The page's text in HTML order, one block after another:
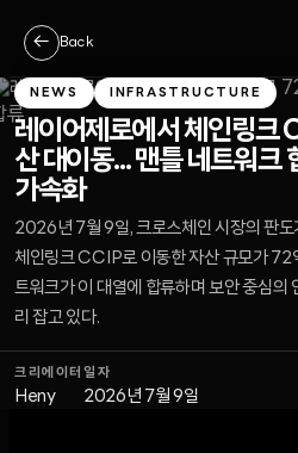
← Back
NEWS INFRASTRUCTURE
레이어제로에서 체인링크
산 대이동... 맨틀 네트워크
가속화
2026년 7월 9일, 크로스체인 시장의 판도
체인링크 CCIP로 이동한 자산 규모가 72
트워크가 이 대열에 합류하며 보안 중심의
리 잡고 있다.
크리에이터
Heny
일자
2026년 7월 9일